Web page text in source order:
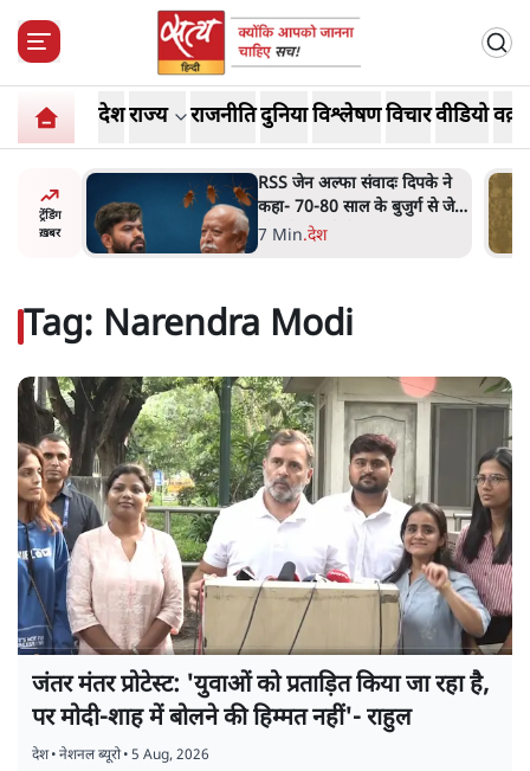
देशराज्य राजनीतिदुनियाविश्लेषणविचारवीडियो
ट्रेंडिंग
ख़बर
ने
से जेन
'गूंगी गुड़िया' वाले तंज पर एनसीपी
ने कांग्रेस से पूछा- क्या आप इंदिरा
गांधी का अपमान सही मानते हैं?
5 Min.महाराष्ट्र
Tag: Narendra Modi
जंतर मंतर प्रोटेस्ट: 'युवाओं को प्रताड़ित किया जा रहा है,
पर मोदी-शाह में बोलने की हिम्मत नहीं'- राहुल
देश•नेशनल ब्यूरो•5 Aug, 2026